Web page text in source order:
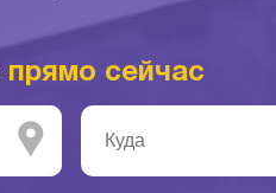
прямо сейчас